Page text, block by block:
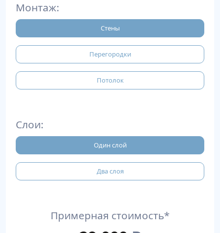
Монтаж:
Стены
Перегородки
Потолок
Слои:
Один слой
Два слоя
Примерная стоимость*